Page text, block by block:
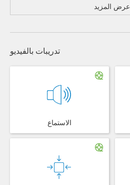
عرض المزيد
تدريبات بالفيديو
الاستماع